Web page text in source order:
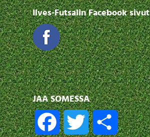
Ilves-Futsalin Facebook sivut
JAA SOMESSA
F T S